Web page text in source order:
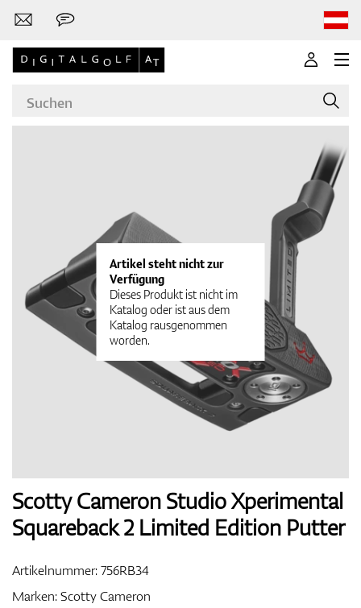
Golfschläger
Bekleidung
Handschuhe
Artikel steht nicht zur
Verfügung
Dieses Produkt ist nicht im
Katalog oder ist aus dem
Katalog rausgenommen
worden.
Scotty Cameron Studio Xperimental
Squareback 2 Limited Edition Putter
Artikelnummer:756RB34
Marken:Scotty Cameron